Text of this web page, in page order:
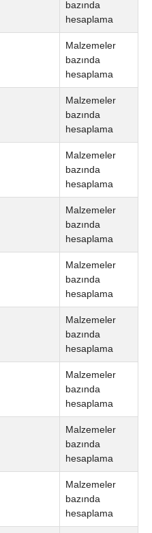
bazında
hesaplama
Malzemeler
bazında
hesaplama
Malzemeler
bazında
hesaplama
Malzemeler
bazında
hesaplama
Malzemeler
bazında
hesaplama
Malzemeler
bazında
hesaplama
Malzemeler
bazında
hesaplama
Malzemeler
bazında
hesaplama
Malzemeler
bazında
hesaplama
Malzemeler
bazında
hesaplama